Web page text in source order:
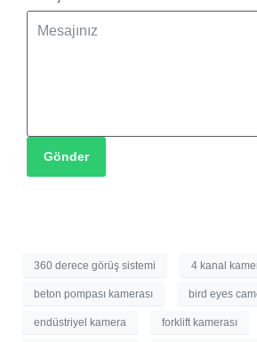
Gönder
360 derece görüş sistemi 4 kanal
beton pompası kamerası bird eyes
endüstriyel kamera forklift kamerası